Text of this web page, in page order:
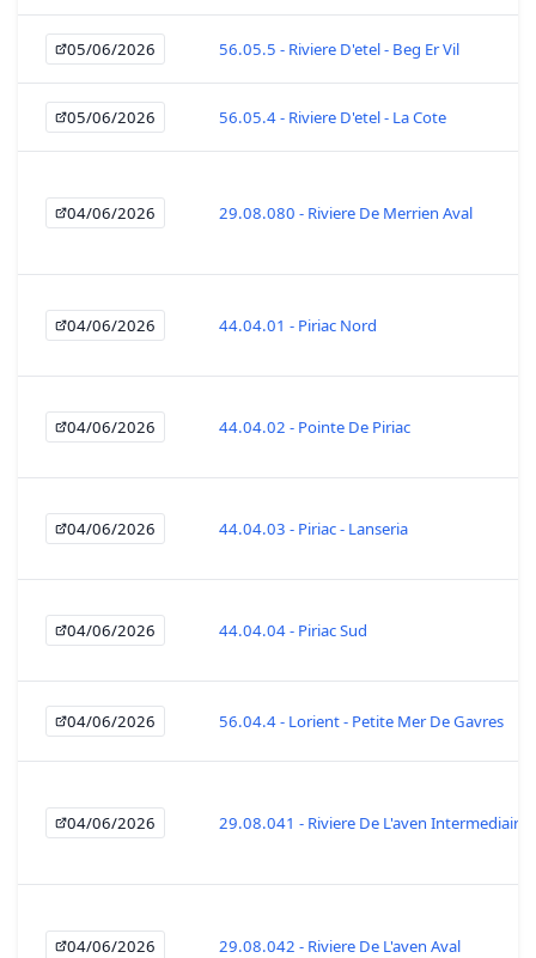
05/06/2026 56.05.5 - Riviere D'etel - Beg Er Vil
05/06/2026 56.05.4 - Riviere D'etel - La Cote
04/06/2026 29.08.080 - Riviere De Merrien Aval
04/06/2026 44.04.01 - Piriac Nord
04/06/2026 44.04.02 - Pointe De Piriac
04/06/2026 44.04.03 - Piriac - Lanseria
04/06/2026 44.04.04 - Piriac Sud
04/06/2026 56.04.4 - Lorient - Petite Mer De Gavres
04/06/2026 29.08.041 - Riviere De L'aven Intermediaire
04/06/2026 29.08.042 - Riviere De L'aven Aval